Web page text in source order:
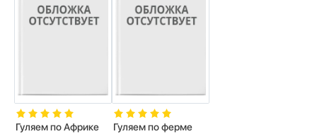
Гуляем по Африке Гуляем по ферме